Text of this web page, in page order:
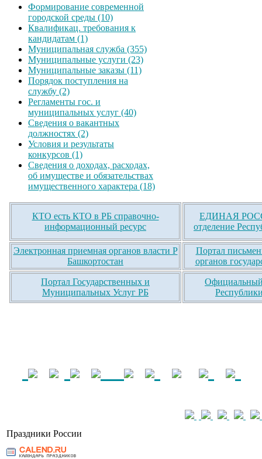
Формирование современной
городской среды (10)
Квалификац. требования к
кандидатам (1)
Муниципальная служба (355)
Муниципальные услуги (23)
Муниципальные заказы (11)
Порядок поступления на
службу (2)
Регламенты гос. и
муниципальных услуг (40)
Сведения о вакантных
должностях (2)
Условия и результаты
конкурсов (1)
Сведения о доходах, расходах,
об имуществе и обязательствах
имущественного характера (18)
КТО есть КТО в РБ справочно-
информационный ресурс
ЕДИНАЯ
отделение
Электронная приемная органов власти Р
Башкортостан
Портал
органов
Портал Государственных и
Муниципальных Услуг РБ
Официальный
Праздники России